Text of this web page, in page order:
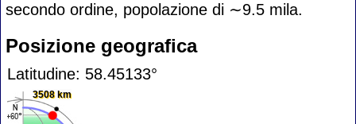
secondo ordine, popolazione di ∼9.5 mila.
Posizione geografica
Latitudine: 58.45133°
3508 km